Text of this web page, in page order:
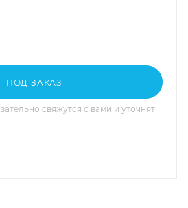
ПОД ЗАКАЗ
свяжутся с вами и уточнят